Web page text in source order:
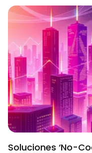
Soluciones ‘No-